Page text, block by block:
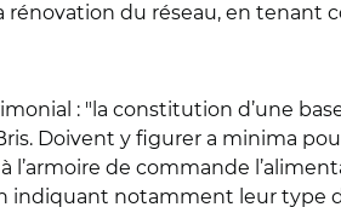
rénovation du réseau, en
: "la constitution d’une
Doivent y figurer a minima
l’armoire de commande
indiquant notamment leur type